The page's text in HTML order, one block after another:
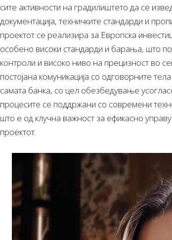
сите активности на градилиштето да се
документација, техничките стандарди и
проектот се реализира за Европска
особено високи стандарди и барања, што
контроли и високо ниво на прецизност во
постојана комуникација со одговорните
самата банка, со цел обезбедување
процесите се поддржани со современи
што е од клучна важност за ефикасно
проектот.